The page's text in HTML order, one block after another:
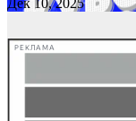
Дек 10, 2025
РЕКЛАМА